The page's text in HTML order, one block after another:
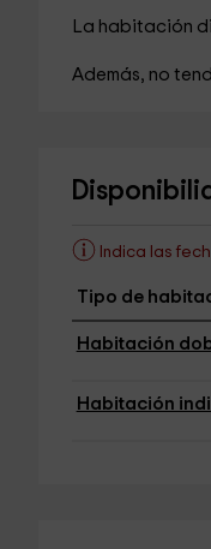
La habitación
Además, no
Indica las
Tipo de
Habitación
Habitación